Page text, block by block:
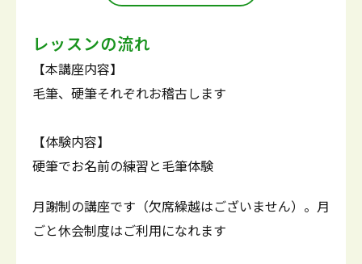
レッスンの流れ
【本講座内容】
毛筆、硬筆それぞれお稽古します
【体験内容】
硬筆でお名前の練習と毛筆体験
月謝制の講座です（欠席繰越はございません）。月
ごと休会制度はご利用になれます